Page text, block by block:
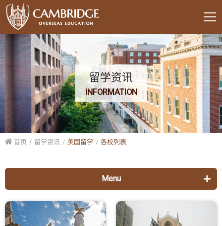
留学资讯
INFORMATION
首页 留学资讯 美国留学 各校列表
Menu
美国留学
各校列表